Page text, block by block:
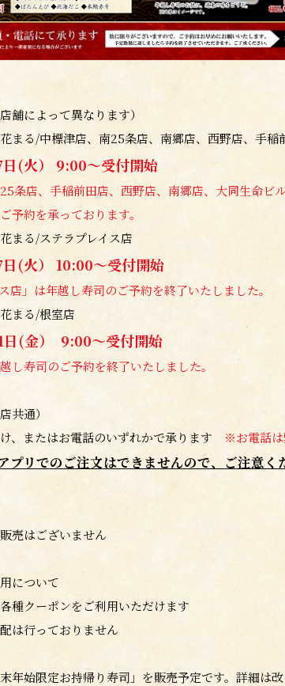
舗によって異なります）
まる/中標津店、南25条店、南郷店、西野店、手
(火） 9:00～受付開始
条店、手稲前田店、西野店、南郷店、大同生命
予約を承っております。
まる/ステラプレイス店
(火） 10:00～受付開始
店」は年越し寿司のご予約を終了いたしました。
まる/根室店
日(金） 9:00～受付開始
し寿司のご予約を終了いたしました。
共通）
、またはお電話のいずれかで承ります ※お電話は
プリでのご注文はできませんので、ご注意く
売はございません
について
種クーポンをご利用いただけます
は行っておりません
年始限定お持帰り寿司」を販売予定です。詳細は